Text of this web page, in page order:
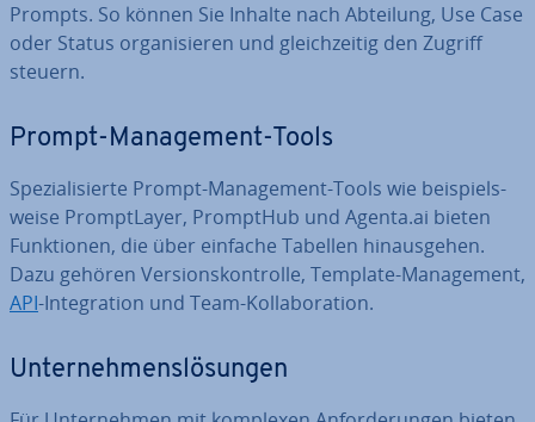
Prompts. So können Sie Inhalte nach Abteilung, Use Case
oder Status or­ga­ni­sie­ren und gleich­zei­tig den Zugriff
steuern.
Prompt-Ma­nage­ment-Tools
Spe­zia­li­sier­te Prompt-Ma­nage­ment-Tools wie bei­spiels­
wei­se Prompt­Lay­er, PromptHub und Agenta.ai bieten
Funk­tio­nen, die über einfache Tabellen hin­aus­ge­hen.
Dazu gehören Ver­si­ons­kon­trol­le, Template-Ma­nage­ment,
API-In­te­gra­ti­on und Team-Kol­la­bo­ra­ti­on.
Un­ter­neh­mens­lö­sun­gen